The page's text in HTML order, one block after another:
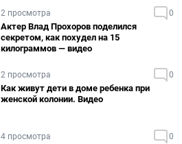
2 просмотра 0
Актер Влад Прохоров поделился
секретом, как похудел на 15
килограммов — видео
2 просмотра 0
Как живут дети в доме ребенка при
женской колонии. Видео
4 просмотра 0